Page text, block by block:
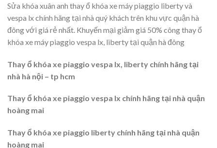
Sửa khóa xuân anh thay ổ khóa xe máy piaggio liberty và
vespa lx chính hãng tại nhà quý khách trên khu vực quận hà
đông với giá rẻ nhất. Khuyến mại giảm giá 50% công thay ổ
khóa xe máy piaggio vespa lx, liberty tại quận hà đông
Thay ổ khóa xe piaggio vespa lx, liberty chính hãng tại
nhà hà nội – tp hcm
Thay ổ khóa xe piaggio vespa lx chính hãng tại nhà quận
hoàng mai
Thay ổ khóa xe piaggio liberty chính hãng tại nhà quận
hoàng mai